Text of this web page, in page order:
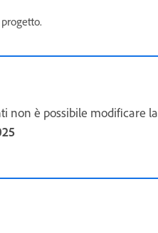
non è possibile modificare la